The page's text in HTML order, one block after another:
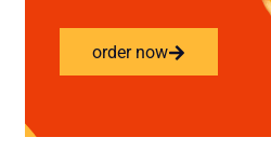
order now